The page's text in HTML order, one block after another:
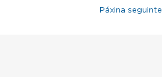
Páxina seguinte